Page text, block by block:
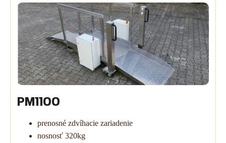
PM1100
prenosné zdvíhacie zariadenie
nosnosť 320kg